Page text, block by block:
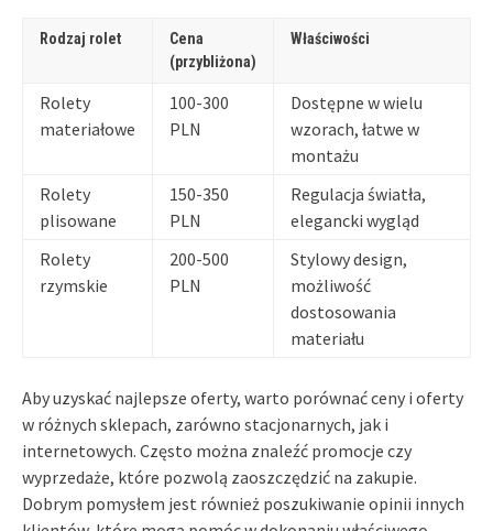
Rodzaj rolet
Cena
(przybliżona)
Właściwości
Rolety
materiałowe
100-300
PLN
Dostępne w wielu
wzorach, łatwe w
montażu
Rolety
plisowane
150-350
PLN
Regulacja światła,
elegancki wygląd
Rolety
rzymskie
200-500
PLN
Stylowy design,
możliwość
dostosowania
materiału
Aby uzyskać najlepsze oferty, warto porównać ceny i oferty
w różnych sklepach, zarówno stacjonarnych, jak i
internetowych. Często można znaleźć promocje czy
wyprzedaże, które pozwolą zaoszczędzić na zakupie.
Dobrym pomysłem jest również poszukiwanie opinii innych